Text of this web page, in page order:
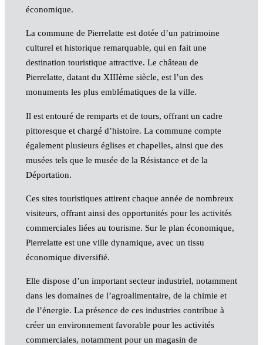
économique.
La commune de Pierrelatte est dotée d’un patrimoine
culturel et historique remarquable, qui en fait une
destination touristique attractive. Le château de
Pierrelatte, datant du XIIIème siècle, est l’un des
monuments les plus emblématiques de la ville.
Il est entouré de remparts et de tours, offrant un cadre
pittoresque et chargé d’histoire. La commune compte
également plusieurs églises et chapelles, ainsi que des
musées tels que le musée de la Résistance et de la
Déportation.
Ces sites touristiques attirent chaque année de nombreux
visiteurs, offrant ainsi des opportunités pour les activités
commerciales liées au tourisme. Sur le plan économique,
Pierrelatte est une ville dynamique, avec un tissu
économique diversifié.
Elle dispose d’un important secteur industriel, notamment
dans les domaines de l’agroalimentaire, de la chimie et
de l’énergie. La présence de ces industries contribue à
créer un environnement favorable pour les activités
commerciales, notamment pour un magasin de